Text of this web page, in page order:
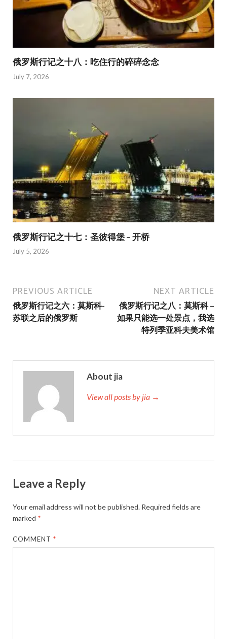
俄罗斯行记之十八：吃住行的碎碎念念
July 7, 2026
俄罗斯行记之十七：圣彼得堡 – 开桥
July 5, 2026
PREVIOUS ARTICLE
俄罗斯行记之六：莫斯科-
苏联之后的俄罗斯
NEXT ARTICLE
俄罗斯行记之八：莫斯科 –
如果只能选一处景点，我选
特列季亚科夫美术馆
About jia
View all posts by jia →
Leave a Reply
Your email address will not be published. Required fields are
marked *
COMMENT*